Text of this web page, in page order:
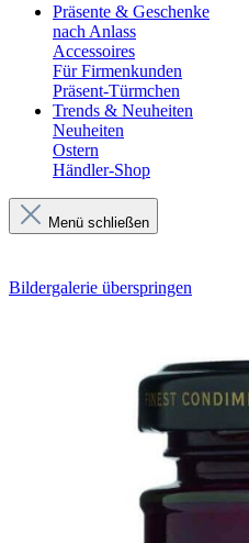
Präsente & Geschenke
nach Anlass
Accessoires
Für Firmenkunden
Präsent-Türmchen
Trends & Neuheiten
Neuheiten
Ostern
Händler-Shop
Menü schließen
Bildergalerie überspringen